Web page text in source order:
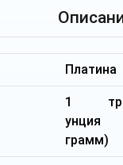
Платина
1
унция
грамм)